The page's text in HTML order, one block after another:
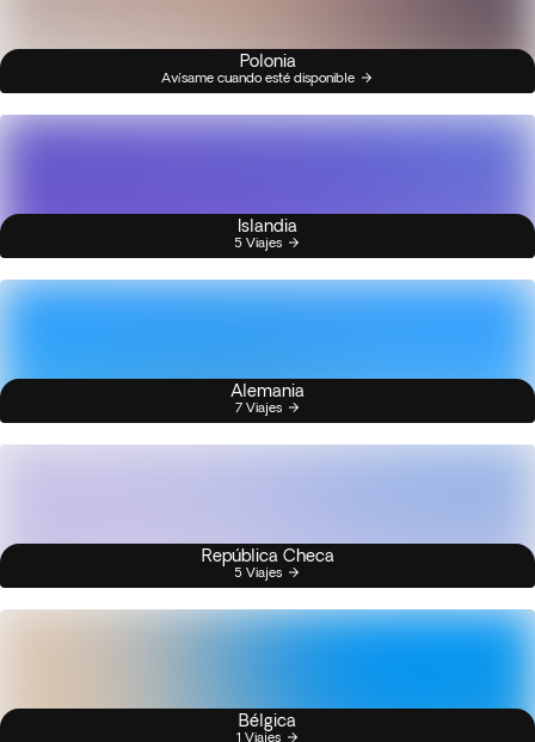
Polonia
Avísame cuando esté disponible
Islandia
5 Viajes
Alemania
7 Viajes
República Checa
5 Viajes
Bélgica
1 Viajes